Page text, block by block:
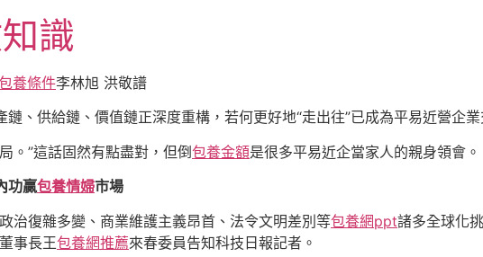
識
養條件李林旭 洪敬譜
鏈、供給鏈、價值鏈正深度重構，若何更好地“走出往”已成為平易近營企
。”這話固然有點盡對，但倒包養金額是很多平易近企當家人的親身領會。
功贏包養情婦市場
治復雜多變、商業維護主義昂首、法令文明差別等包養網ppt諸多全球化
事長王包養網推薦來春委員告知科技日報記者。